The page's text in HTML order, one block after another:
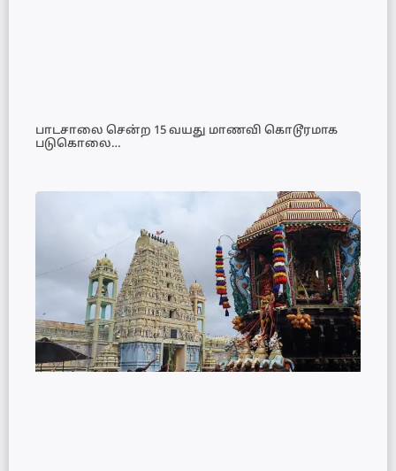
பாடசாலை சென்ற 15 வயது மாணவி கொடூரமாக
படுகொலை…